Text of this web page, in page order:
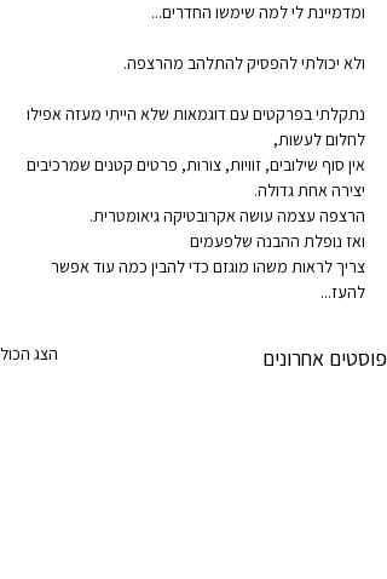
ומדמיינת לי למה שימשו החדרים...
ולא יכולתי להפסיק להתלהב מהרצפה.
נתקלתי בפרקטים עם דוגמאות שלא הייתי מעזה אפילו
לחלום לעשות,
אין סוף שילובים, זוויות, צורות, פרטים קטנים שמרכיבים
יצירה אחת גדולה.
הרצפה עצמה עושה אקרובטיקה גיאומטרית.
ואז נופלת ההבנה שלפעמים
צריך לראות משהו מוגזם כדי להבין כמה עוד אפשר
להעז...
פוסטים אחרונים הצג הכול